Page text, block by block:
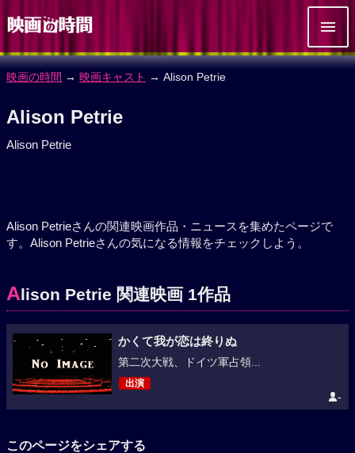
映画の時間 → 映画キャスト → Alison Petrie
Alison Petrie
Alison Petrie
Alison Petrieさんの関連映画作品・ニュースを集めたページで
す。Alison Petrieさんの気になる情報をチェックしよう。
Alison Petrie 関連映画 1作品
かくて我が恋は終りぬ
第二次大戦、ドイツ軍占領...
出演
-
このページをシェアする